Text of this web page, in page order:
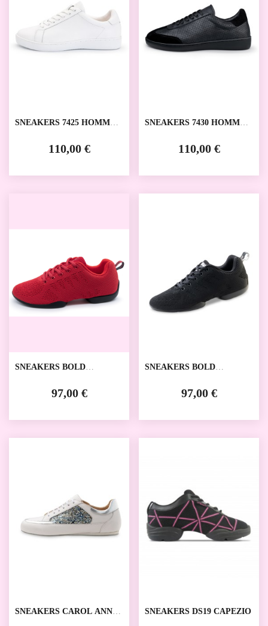
SNEAKERS 7425 HOMMES
110,00 €
SNEAKERS 7430 HOMMES
110,00 €
SNEAKERS BOLD
97,00 €
SNEAKERS BOLD
97,00 €
SNEAKERS CAROL ANNA
SNEAKERS DS19 CAPEZIO